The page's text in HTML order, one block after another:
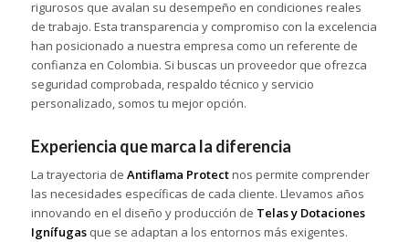
rigurosos que avalan su desempeño en condiciones reales
de trabajo. Esta transparencia y compromiso con la excelencia
han posicionado a nuestra empresa como un referente de
confianza en Colombia. Si buscas un proveedor que ofrezca
seguridad comprobada, respaldo técnico y servicio
personalizado, somos tu mejor opción.
Experiencia que marca la diferencia
La trayectoria de Antiflama Protectnos permite comprender
las necesidades específicas de cada cliente. Llevamos años
innovando en el diseño y producción de Telas y Dotaciones
Ignífugasque se adaptan a los entornos más exigentes.